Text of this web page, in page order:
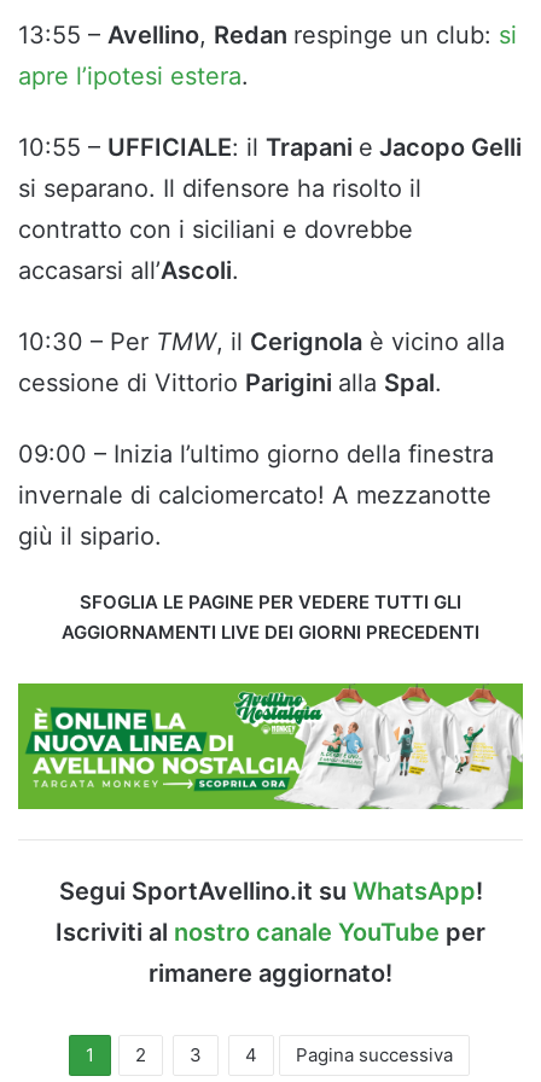
13:55 – Avellino, Redan respinge un club: si
apre l’ipotesi estera.
10:55 – UFFICIALE: il Trapani e Jacopo Gelli
si separano. Il difensore ha risolto il
contratto con i siciliani e dovrebbe
accasarsi all’Ascoli.
10:30 – Per TMW, il Cerignola è vicino alla
cessione di Vittorio Parigini alla Spal.
09:00 – Inizia l’ultimo giorno della finestra
invernale di calciomercato! A mezzanotte
giù il sipario.
SFOGLIA LE PAGINE PER VEDERE TUTTI GLI
AGGIORNAMENTI LIVE DEI GIORNI PRECEDENTI
Segui SportAvellino.it su WhatsApp!
Iscriviti al nostro canale YouTube per
rimanere aggiornato!
1 2 3 4 Pagina successiva